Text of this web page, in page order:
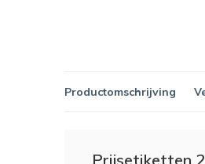
Productomschrijving
Prijsetiketten